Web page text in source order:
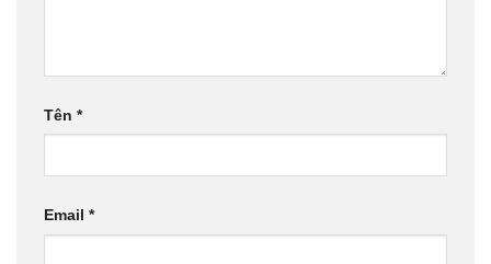
Tên *
Email *